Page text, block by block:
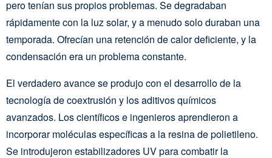
pero tenían sus propios problemas. Se degradaban
rápidamente con la luz solar, y a menudo solo duraban una
temporada. Ofrecían una retención de calor deficiente, y la
condensación era un problema constante.
El verdadero avance se produjo con el desarrollo de la
tecnología de coextrusión y los aditivos químicos
avanzados. Los científicos e ingenieros aprendieron a
incorporar moléculas específicas a la resina de polietileno.
Se introdujeron estabilizadores UV para combatir la